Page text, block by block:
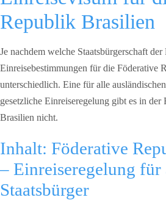
Republik Brasilien
Je nachdem welche Staatsbürgerschaft
Einreisebestimmungen für die Föderative
unterschiedlich. Eine für alle
gesetzliche Einreiseregelung gibt es in
Brasilien nicht.
Inhalt: Föderative
– Einreiseregelung für
Staatsbürger